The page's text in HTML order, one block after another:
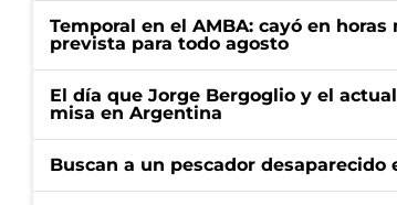
Temporal en el AMBA: cayó en
prevista para todo agosto
El día que Jorge Bergoglio y el
misa en Argentina
Buscan a un pescador desaparecido